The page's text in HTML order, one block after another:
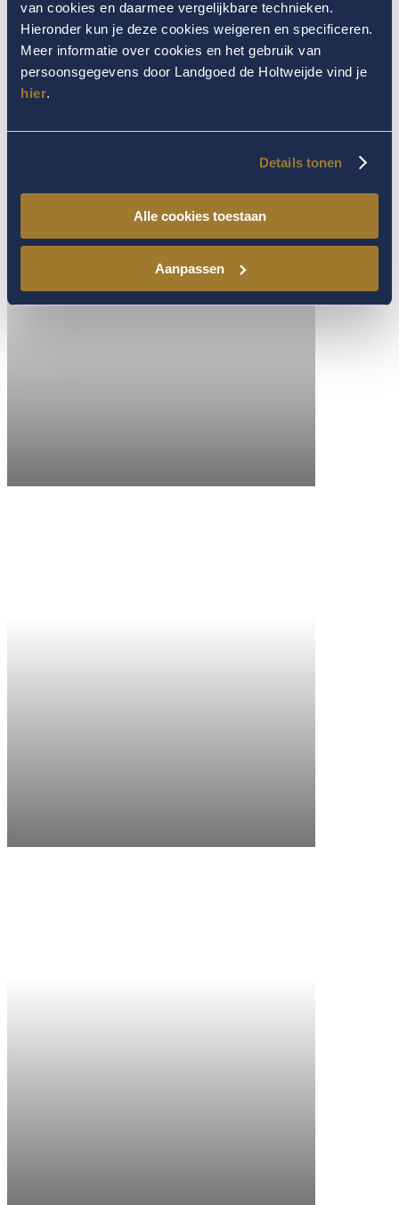
van cookies en daarmee vergelijkbare technieken.
Hieronder kun je deze cookies weigeren en specificeren.
Meer informatie over cookies en het gebruik van
persoonsgegevens door Landgoed de Holtweijde vind je
hier.
Details tonen
Alle cookies toestaan
Aanpassen